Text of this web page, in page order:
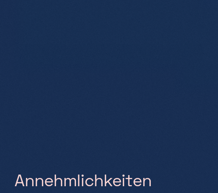
Annehm ich keiten